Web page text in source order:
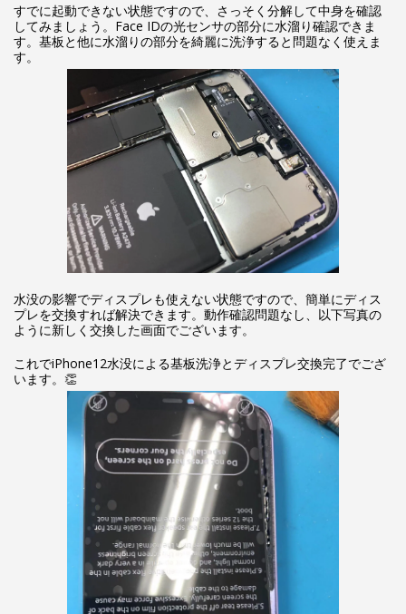
すでに起動できない状態ですので、さっそく分解して中身を確認
してみましょう。Face IDの光センサの部分に水溜り確認できま
す。基板と他に水溜りの部分を綺麗に洗浄すると問題なく使えま
す。
水没の影響でディスプレも使えない状態ですので、簡単にディス
プレを交換すれば解決できます。動作確認問題なし、以下写真の
ように新しく交換した画面でございます。
これでiPhone12水没による基板洗浄とディスプレ交換完了でござ
います。👏